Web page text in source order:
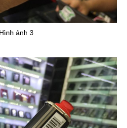
Hình ảnh 3